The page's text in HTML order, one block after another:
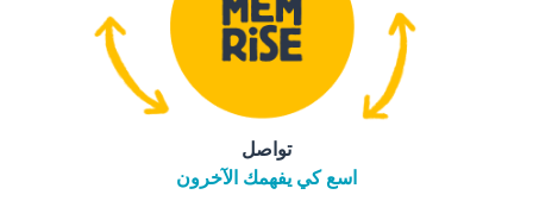
تواصل
اسع كي يفهمك الآخرون